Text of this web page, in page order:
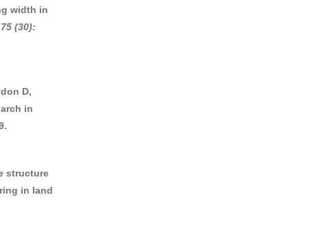
width in
(30):
D,
in
structure
in land